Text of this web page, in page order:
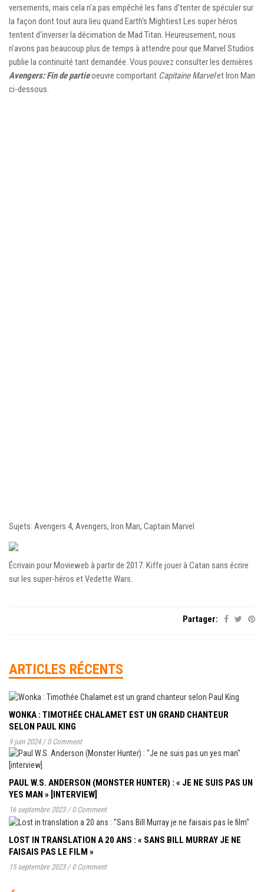
versements, mais cela n'a pas empêché les fans d'tenter de spéculer sur
la façon dont tout aura lieu quand Earth's Mightiest Les super héros
tentent d'inverser la décimation de Mad Titan. Heureusement, nous
n’avons pas beaucoup plus de temps à attendre pour que Marvel Studios
publie la continuité tant demandée. Vous pouvez consulter les dernières
Avengers: Fin de partieoeuvre comportant Capitaine Marvelet Iron Man
ci-dessous.
Sujets: Avengers 4, Avengers, Iron Man, Captain Marvel
Écrivain pour Movieweb à partir de 2017. Kiffe jouer à Catan sans écrire
sur les super-héros et Vedette Wars.
Partager:
ARTICLES RÉCENTS
WONKA : TIMOTHÉE CHALAMET EST UN GRAND CHANTEUR
SELON PAUL KING
9 juin 2024 / 0 Comment
PAUL W.S. ANDERSON (MONSTER HUNTER) : « JE NE SUIS PAS UN
YES MAN » [INTERVIEW]
16 septembre 2023 / 0 Comment
LOST IN TRANSLATION A 20 ANS : « SANS BILL MURRAY JE NE
FAISAIS PAS LE FILM »
15 septembre 2023 / 0 Comment